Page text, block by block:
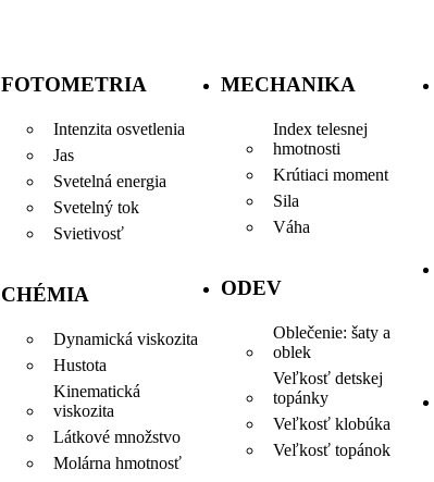
FOTOMETRIA
Intenzita osvetlenia
Jas
Svetelná energia
Svetelný tok
Svietivosť
CHÉMIA
Dynamická viskozita
Hustota
Kinematická
viskozita
Látkové množstvo
Molárna hmotnosť
MECHANIKA
Index telesnej
hmotnosti
Krútiaci moment
Sila
Váha
ODEV
Oblečenie: šaty a
oblek
Veľkosť detskej
topánky
Veľkosť klobúka
Veľkosť topánok